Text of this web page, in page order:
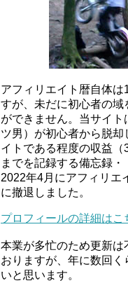
アフィリエイト暦自体は
すが、未だに初心者の域
ができません。当サイト
ツ男）が初心者から脱却
イトである程度の収益（
までを記録する備忘録・
2022年4月にアフィリエ
に撤退しました。
プロフィールの詳細はこ
本業が多忙のため更新は
おりますが、年に数回く
いと思います。